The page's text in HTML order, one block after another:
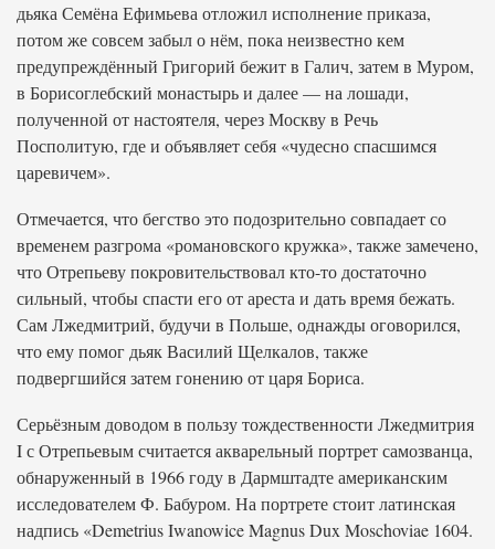
дьяка Семёна Ефимьева отложил исполнение приказа,
потом же совсем забыл о нём, пока неизвестно кем
предупреждённый Григорий бежит в Галич, затем в Муром,
в Борисоглебский монастырь и далее — на лошади,
полученной от настоятеля, через Москву в Речь
Посполитую, где и объявляет себя «чудесно спасшимся
царевичем».
Отмечается, что бегство это подозрительно совпадает со
временем разгрома «романовского кружка», также замечено,
что Отрепьеву покровительствовал кто-то достаточно
сильный, чтобы спасти его от ареста и дать время бежать.
Сам Лжедмитрий, будучи в Польше, однажды оговорился,
что ему помог дьяк Василий Щелкалов, также
подвергшийся затем гонению от царя Бориса.
Серьёзным доводом в пользу тождественности Лжедмитрия
I с Отрепьевым считается акварельный портрет самозванца,
обнаруженный в 1966 году в Дармштадте американским
исследователем Ф. Бабуром. На портрете стоит латинская
надпись «Demetrius Iwanowice Magnus Dux Moschoviae 1604.